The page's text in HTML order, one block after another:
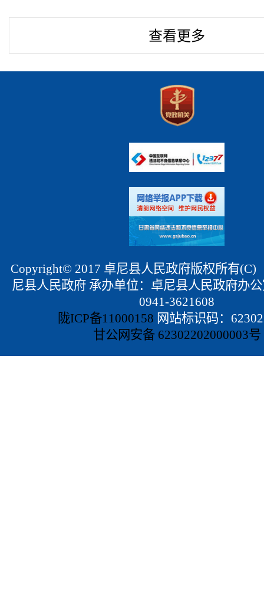
查看更多
Copyright© 2017 卓尼县人民政府版权所有
尼县人民政府 承办单位：卓尼县人民政府办
0941-3621608
陇ICP备11000158 网站标识码：
甘公网安备 62302202000003号